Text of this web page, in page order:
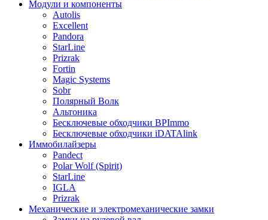
Модули и компоненты
Autolis
Excellent
Pandora
StarLine
Prizrak
Fortin
Magic Systems
Sobr
Полярный Волк
Альтоника
Бесключевые обходчики BPImmo
Бесключевые обходчики iDATAlink
Иммобилайзеры
Pandect
Polar Wolf (Spirit)
StarLine
IGLA
Prizrak
Механические и электромеханические замки